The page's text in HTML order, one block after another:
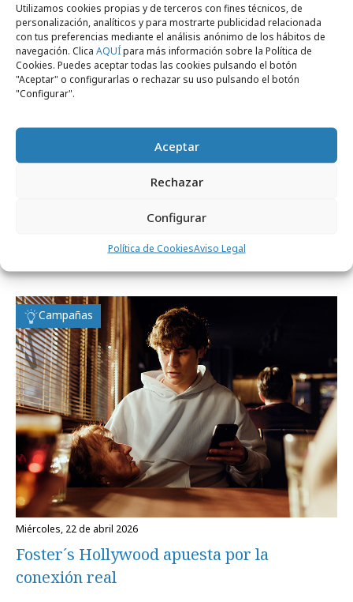
Utilizamos cookies propias y de terceros con fines técnicos, de
personalización, analíticos y para mostrarte publicidad relacionada
con tus preferencias mediante el análisis anónimo de los hábitos de
navegación. Clica AQUÍpara más información sobre la Política de
Cookies. Puedes aceptar todas las cookies pulsando el botón
"Aceptar" o configurarlas o rechazar su uso pulsando el botón
"Configurar".
Aceptar
Rechazar
Configurar
Política de CookiesAviso Legal
Cómo construir marca a largo plazo en la
Campañas
miércoles, 22 de abril 2026
Foster´s Hollywood apuesta por la
conexión real